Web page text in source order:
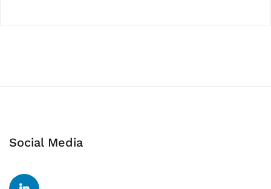
Social Media